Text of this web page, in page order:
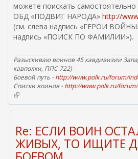
н
е
ш
н
я
с
с
ы
л
к
можете поискать самостоятельно
ОБД «ПОДВИГ НАРОДА» http://
(см. слева надпись «ГЕРОИ
надпись «ПОИСК ПО ФАМИЛИИ»).
Разыскиваю воинов 45 кавдивизии
кавполки, ППС 722)
Боевой путь -http://www.polk.ru/forum/
Списки воинов -http://www.polk.ru/
(
в
н
ш
н
я
Re: ЕСЛИ ВОИН
ЖИВЫХ, ТО ИЩИТЕ